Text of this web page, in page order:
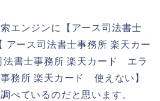
エンジンに【アース司法書士
アース司法書士事務所 楽天カー
書士事務所 楽天カード エラ
務所 楽天カード 使えない】
べているのだと思います。